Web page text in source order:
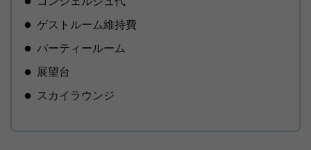
ゲストルーム維持費
パーティールーム
展望台
スカイラウンジ